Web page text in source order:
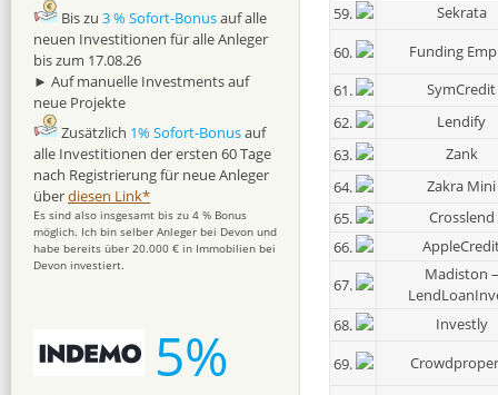
59.
Sekrata
60.
Funding
61.
SymCredit
62.
Lendify
63.
Zank
64.
Zakra Mini
65.
Crosslend
66.
67.
Madiston –
68.
Investly
69.
Bis zu 3 % Sofort-Bonusauf alle
neuen Investitionen für alle Anleger
bis zum 17.08.26
► Auf manuelle Investments auf
neue Projekte
Zusätzlich 1% Sofort-Bonusauf
alle Investitionen der ersten 60 Tage
nach Registrierung für neue Anleger
überdiesen Link*
Es sind also insgesamt bis zu 4 % Bonus
möglich. Ich bin selber Anleger bei Devon und
habe bereits über 20.000 € in Immobilien bei
Devon investiert.
5%